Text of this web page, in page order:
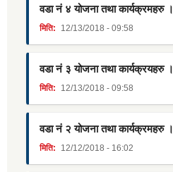
वडा नं ४ योजना तथा कार्यक्रमहरु ।
मिति: 12/13/2018 - 09:58
वडा नं ३ योजना तथा कार्यक्रयहरु ।
मिति: 12/13/2018 - 09:58
वडा नं २ योजना तथा कार्यक्रमहरु ।
मिति: 12/12/2018 - 16:02